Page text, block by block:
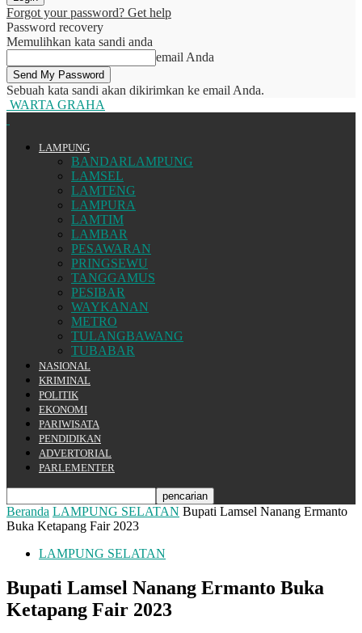
Forgot your password? Get help
Password recovery
Memulihkan kata sandi anda
email Anda
Sebuah kata sandi akan dikirimkan ke email Anda.
WARTA GRAHA
LAMPUNG
BANDARLAMPUNG
LAMSEL
LAMTENG
LAMPURA
LAMTIM
LAMBAR
PESAWARAN
PRINGSEWU
TANGGAMUS
PESIBAR
WAYKANAN
METRO
TULANGBAWANG
TUBABAR
NASIONAL
KRIMINAL
POLITIK
EKONOMI
PARIWISATA
PENDIDIKAN
ADVERTORIAL
PARLEMENTER
Beranda LAMPUNG SELATAN Bupati Lamsel Nanang Ermanto
Buka Ketapang Fair 2023
LAMPUNG SELATAN
Bupati Lamsel Nanang Ermanto Buka
Ketapang Fair 2023